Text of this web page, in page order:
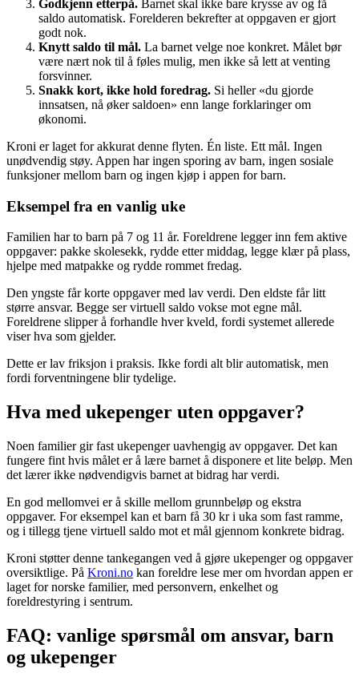
Godkjenn etterpå. Barnet skal ikke bare krysse av og få
saldo automatisk. Forelderen bekrefter at oppgaven er gjort
godt nok.
Knytt saldo til mål. La barnet velge noe konkret. Målet bør
være nært nok til å føles mulig, men ikke så lett at venting
forsvinner.
Snakk kort, ikke hold foredrag. Si heller «du gjorde
innsatsen, nå øker saldoen» enn lange forklaringer om
økonomi.
Kroni er laget for akkurat denne flyten. Én liste. Ett mål. Ingen
unødvendig støy. Appen har ingen sporing av barn, ingen sosiale
funksjoner mellom barn og ingen kjøp i appen for barn.
Eksempel fra en vanlig uke
Familien har to barn på 7 og 11 år. Foreldrene legger inn fem aktive
oppgaver: pakke skolesekk, rydde etter middag, legge klær på plass,
hjelpe med matpakke og rydde rommet fredag.
Den yngste får korte oppgaver med lav verdi. Den eldste får litt
større ansvar. Begge ser virtuell saldo vokse mot egne mål.
Foreldrene slipper å forhandle hver kveld, fordi systemet allerede
viser hva som gjelder.
Dette er lav friksjon i praksis. Ikke fordi alt blir automatisk, men
fordi forventningene blir tydelige.
Hva med ukepenger uten oppgaver?
Noen familier gir fast ukepenger uavhengig av oppgaver. Det kan
fungere fint hvis målet er å lære barnet å disponere et lite beløp. Men
det lærer ikke nødvendigvis barnet at bidrag har verdi.
En god mellomvei er å skille mellom grunnbeløp og ekstra
oppgaver. For eksempel kan et barn få 30 kr i uka som fast ramme,
og i tillegg tjene virtuell saldo mot et mål gjennom konkrete bidrag.
Kroni støtter denne tankegangen ved å gjøre ukepenger og oppgaver
oversiktlige. På Kroni.no kan foreldre lese mer om hvordan appen er
laget for norske familier, med personvern, enkelhet og
foreldrestyring i sentrum.
FAQ: vanlige spørsmål om ansvar, barn
og ukepenger